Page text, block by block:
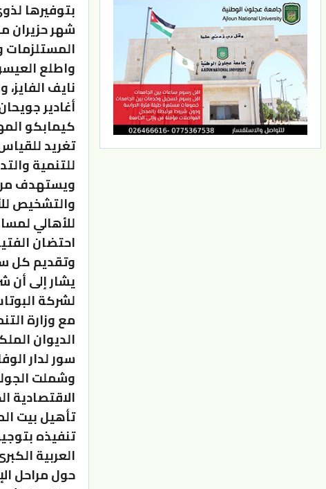
بتوفيرها
شهر حزيران
المستلزمات
واطلع
نايف
أغادير
كيمابكو
تغريد
للتنمية
ويستهدف
والتشخيص
للأهالي
احتضان
وتقديم كل
يشار إلى أن
لشركة
مع وزارة
الديوان
سور لدار
وشملت
الاقتصادية
تأهيل بيت
تنفيذه
العربية
حول مراحل